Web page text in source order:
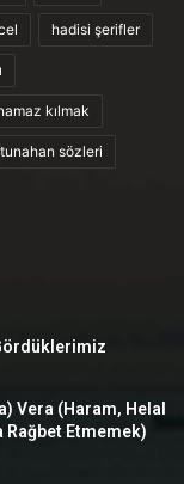
hadisi şerifler
kılmak
sözleri
Vera (Haram, Helal
Rağbet Etmemek)